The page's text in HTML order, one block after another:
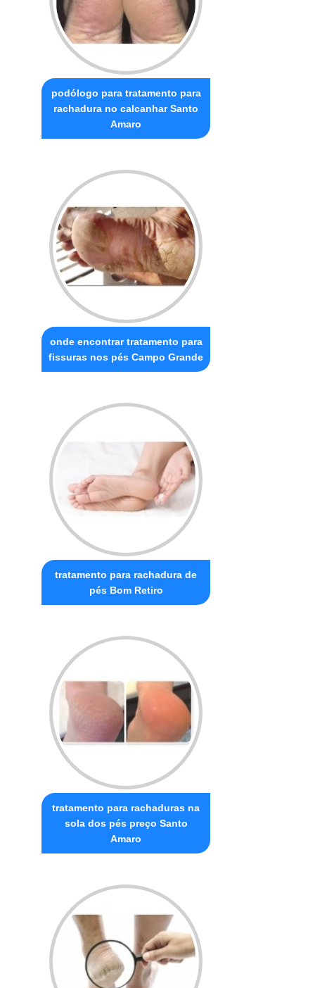
podólogo para tratamento para
rachadura no calcanhar Santo
Amaro
onde encontrar tratamento para
fissuras nos pés Campo Grande
tratamento para rachadura de
pés Bom Retiro
tratamento para rachaduras na
sola dos pés preço Santo
Amaro